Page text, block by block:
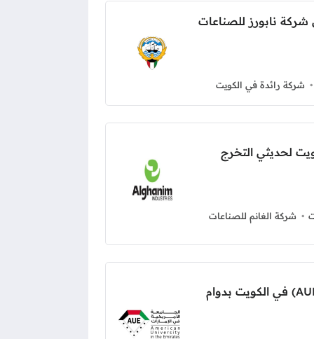
نابورز للصناعات
شركة رائدة في الكويت
لحديثي التخرج
شركة الغانم للصناعات
وظائف الجامعة الأمريكية (AUK) في الكويت بدوام